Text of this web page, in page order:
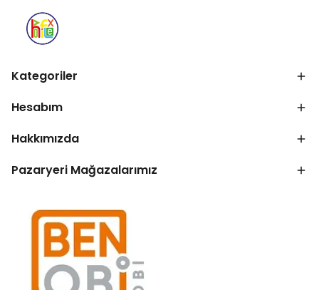
Kategoriler
Hesabım
Hakkımızda
Pazaryeri Mağazalarımız